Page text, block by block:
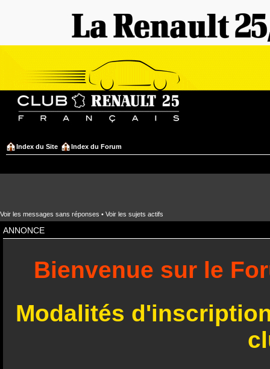
Index du Site Index du Forum
Voir les messages sans réponses • Voir les sujets actifs
ANNONCE
Bienvenue sur le
Modalités